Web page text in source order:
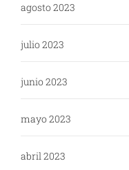
agosto 2023
julio 2023
junio 2023
mayo 2023
abril 2023